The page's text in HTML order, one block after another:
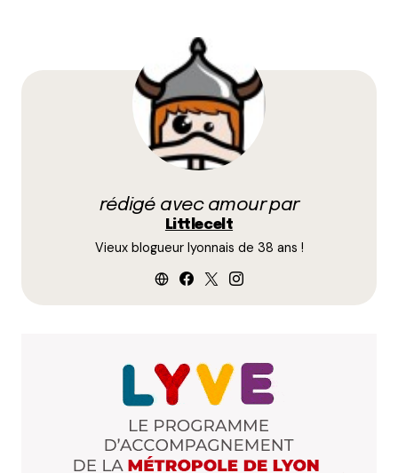
Je pensais qu’a la Doua, il fallait y être étudiant la
bas, pour y allez jouer….
jouent (dont moi) jamais eu de soucis en semaine en
Les courts ne sont pas fermés
Répondre
La Doua c’est ouvert aux non étudiants.
C’est gratuit la semaine
2 euros le we si les 2 étudiants, 4 si un des 2
étudiant et 8 si les 2 pas étudiants
rédigé avec amour par
Littlecelt
Vieux blogueur lyonnais de 38 ans !